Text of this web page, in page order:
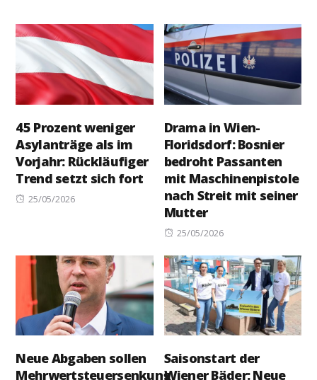
45 Prozent weniger
Asylanträge als im
Vorjahr: Rückläufiger
Trend setzt sich fort
Posted
25/05/2026
Drama in Wien-
Floridsdorf: Bosnier
bedroht Passanten
mit Maschinenpistole
nach Streit mit seiner
Mutter
Posted
25/05/2026
Neue Abgaben sollen
Mehrwertsteuersenkung
Saisonstart der
Wiener Bäder: Neue